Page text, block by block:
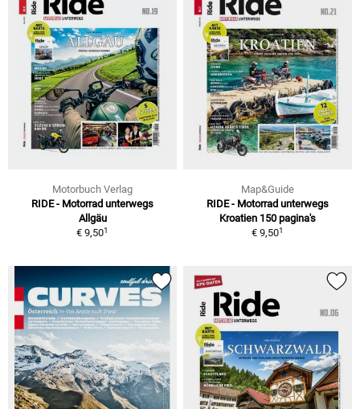
Motorbuch Verlag
RIDE - Motorrad unterwegs
Allgäu
€ 9,501
Map&Guide
RIDE - Motorrad unterwegs
Kroatien 150 pagina's
€ 9,501